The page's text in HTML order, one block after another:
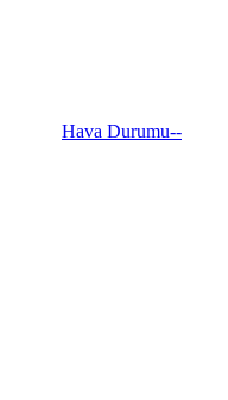
Hava Durumu--